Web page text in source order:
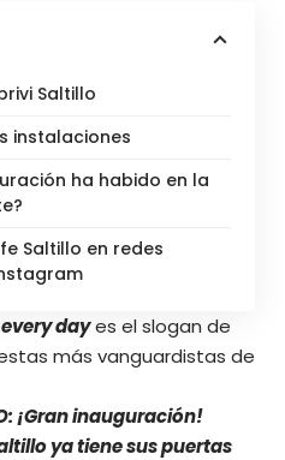
Saltillo
instalaciones
ha habido en la
Saltillo en redes
dayes el slogan de
más vanguardistas de
¡Gran inauguración!
ya tiene sus puertas